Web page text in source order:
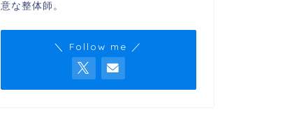
意な整体師。
＼ Follow me ／